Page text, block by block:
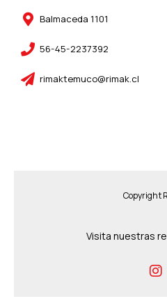
Balmaceda 1101
56-45-2237392
rimaktemuco@rimak.cl
Copyright
Visita nuestras